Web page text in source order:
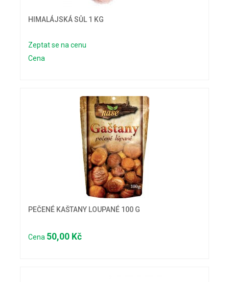
HIMALÁJSKÁ SŮL 1 KG
Zeptat se na cenu
Cena
PEČENÉ KAŠTANY LOUPANÉ 100 G
Cena 50,00 Kč